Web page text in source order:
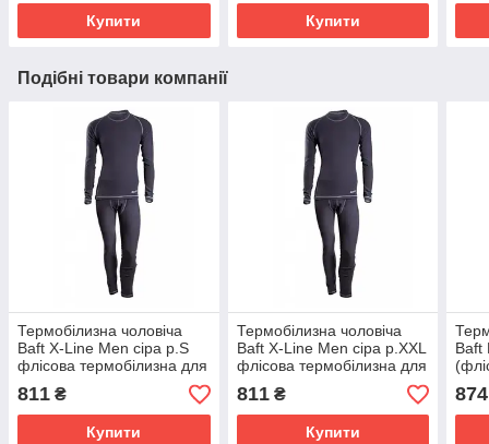
Купити Купити
Подібні товари компанії
Термобілизна чоловіча
Baft X-Line Men сіра р.S
флісова термобілизна для
811 ₴
Купити
Термобілизна чоловіча
Baft X-Line Men сіра р.XXL
флісова термобілизна для
взимку
811₴
Купити
Baft
874